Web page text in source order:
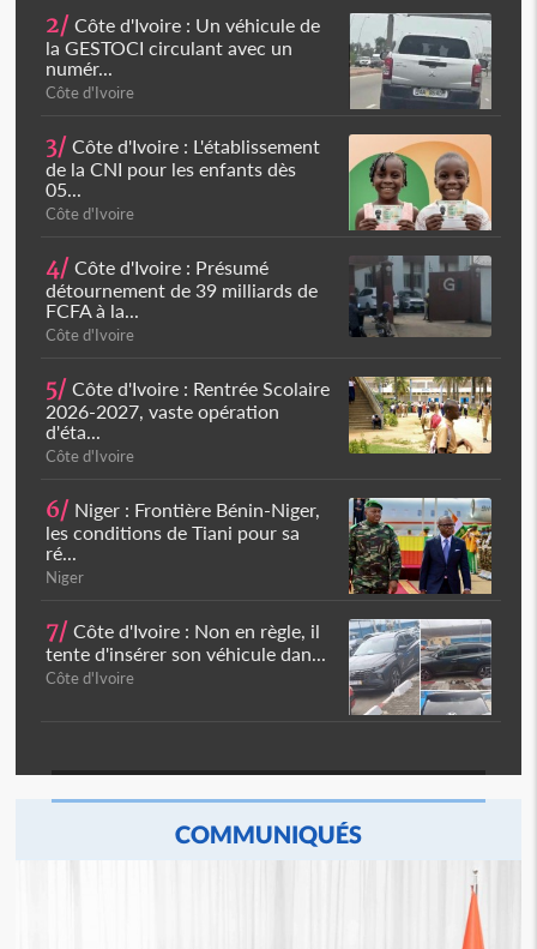
2/ Côte d'Ivoire : Un véhicule de
la GESTOCI circulant avec un
numér...
Côte d'Ivoire
3/ Côte d'Ivoire : L'établissement
de la CNI pour les enfants dès
05...
Côte d'Ivoire
4/ Côte d'Ivoire : Présumé
détournement de 39 milliards de
FCFA à la...
Côte d'Ivoire
5/ Côte d'Ivoire : Rentrée Scolaire
2026-2027, vaste opération
d'éta...
Côte d'Ivoire
6/ Niger : Frontière Bénin-Niger,
les conditions de Tiani pour sa
ré...
Niger
7/ Côte d'Ivoire : Non en règle, il
tente d'insérer son véhicule dan...
Côte d'Ivoire
COMMUNIQUÉS